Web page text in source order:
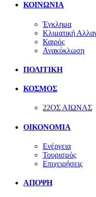
ΚΟΙΝΩΝΙΑ
Έγκλημα
Κλιματική
Καιρός
Ανακύκλωση
ΠΟΛΙΤΙΚΗ
ΚΟΣΜΟΣ
22ΟΣ ΑΙΩΝΑΣ
ΟΙΚΟΝΟΜΙΑ
Ενέργεια
Τουρισμός
Επιχειρήσεις
ΑΠΟΨΗ